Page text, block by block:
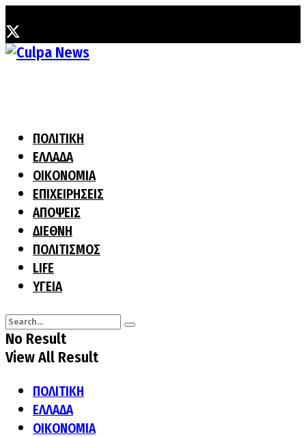
ΠΟΛΙΤΙΚΗ
ΕΛΛΑΔΑ
ΟΙΚΟΝΟΜΙΑ
ΕΠΙΧΕΙΡΗΣΕΙΣ
ΑΠΟΨΕΙΣ
ΔΙΕΘΝΗ
ΠΟΛΙΤΙΣΜΟΣ
LIFE
ΥΓΕΙΑ
No Result
View All Result
ΠΟΛΙΤΙΚΗ
ΕΛΛΑΔΑ
ΟΙΚΟΝΟΜΙΑ